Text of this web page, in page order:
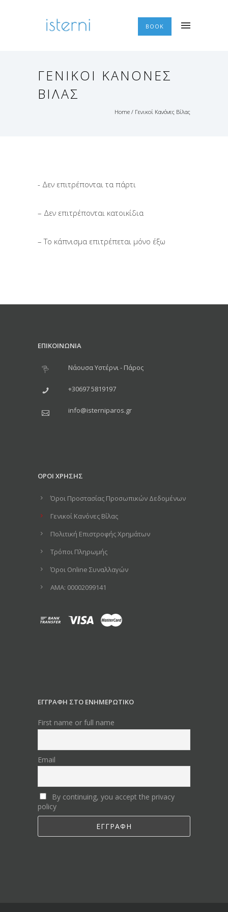
BOOK
ΓΕΝΙΚΟΊ ΚΑΝΌΝΕΣ
ΒΊΛΑΣ
Home / Γενικοί Κανόνες Βίλας
- Δεν επιτρέπονται τα πάρτι
– Δεν επιτρέπονται κατοικίδια
– Το κάπνισμα επιτρέπεται μόνο έξω
ΕΠΙΚΟΙΝΩΝΙΑ
Νάουσα Υστέρνι - Πάρος
+30697 5819197
info@isterniparos.gr
ΟΡΟΙ ΧΡΗΣΗΣ
Όροι Προστασίας Προσωπικών Δεδομένων
Γενικοί Κανόνες Βίλας
Πολιτική Επιστροφής Χρημάτων
Τρόποι Πληρωμής
Όροι Online Συναλλαγών
ΑΜΑ: 00002099141
ΕΓΓΡΑΦΗ ΣΤΟ ΕΝΗΜΕΡΩΤΙΚΟ
First name or full name
Email
By continuing, you accept the privacy
policy